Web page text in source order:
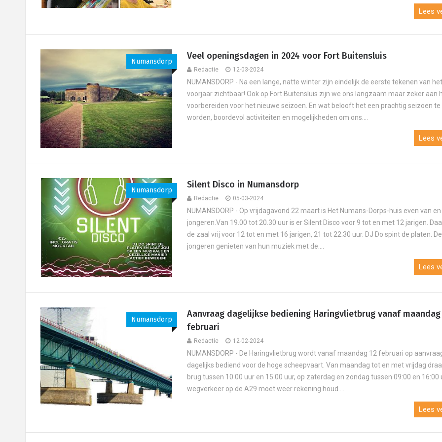
Lees
Numansdorp
Veel openingsdagen in 2024 voor Fort Buitensluis
Redactie 12-03-2024
NUMANSDORP - Na een lange, natte winter zijn eindelijk de eerste tekenen van het
voorjaar zichtbaar! Ook op Fort Buitensluis zijn we ons langzaam maar zeker aan
voorbereiden voor het nieuwe seizoen. En wat belooft het een prachtig seizoen te
worden, boordevol activiteiten en mogelijkheden om ons....
Lees
Numansdorp
Silent Disco in Numansdorp
Redactie 05-03-2024
NUMANSDORP - Op vrijdagavond 22 maart is Het Numans-Dorps-huis even van
jongeren.Van 19.00 tot 20.30 uur is er Silent Disco voor 9 tot en met 12 jarigen.
de zaal vrij voor 12 tot en met 16 jarigen, 21 tot 22.30 uur. DJ Do spint de platen. De
jongeren genieten van hun muziek met de....
Lees
Numansdorp
Aanvraag dagelijkse bediening Haringvlietbrug vanaf maandag
februari
Redactie 12-02-2024
NUMANSDORP - De Haringvlietbrug wordt vanaf maandag 12 februari op
dagelijks bediend voor de hoge scheepvaart. Van maandag tot en met vrijdag
brug tussen 10.00 uur en 15.00 uur, op zaterdag en zondag tussen 09:00 en 16:00
wegverkeer op de A29 moet weer rekening houd....
Lees